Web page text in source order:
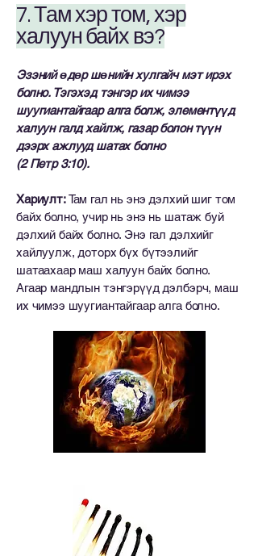
7. Там хэр том, хэр
халуун байх вэ?
Эзэний өдөр шөнийн хулгайч мэт ирэх
болно. Тэгэхэд тэнгэр их чимээ
шуугиантайгаар алга болж, элементүүд
халуун галд хайлж, газар болон түүн
дээрх ажлууд шатах болно
(2 Петр 3:10).
Хариулт:Там гал нь энэ дэлхий шиг том
байх болно, учир нь энэ нь шатаж буй
дэлхий байх болно. Энэ гал дэлхийг
хайлуулж, доторх бүх бүтээлийг
шатаахаар маш халуун байх болно.
Агаар мандлын тэнгэрүүд дэлбэрч, маш
их чимээ шуугиантайгаар алга болно.